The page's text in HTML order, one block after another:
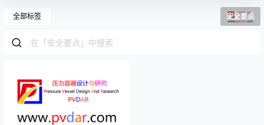
全部标签 安全要点